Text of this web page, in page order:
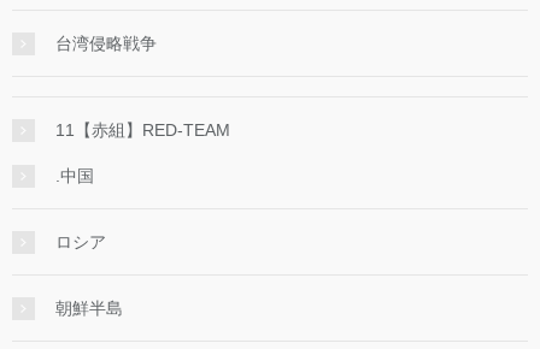
台湾侵略戦争
11【赤組】RED-TEAM
.中国
ロシア
朝鮮半島